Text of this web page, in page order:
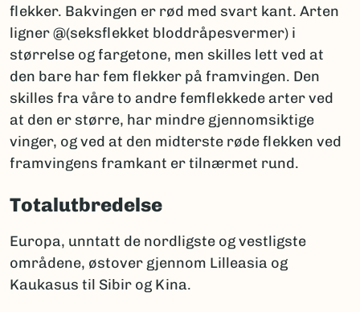
flekker. Bakvingen er rød med svart kant. Arten
ligner @(seksflekket bloddråpesvermer) i
størrelse og fargetone, men skilles lett ved at
den bare har fem flekker på framvingen. Den
skilles fra våre to andre femflekkede arter ved
at den er større, har mindre gjennomsiktige
vinger, og ved at den midterste røde flekken ved
framvingens framkant er tilnærmet rund.
Totalutbredelse
Europa, unntatt de nordligste og vestligste
områdene, østover gjennom Lilleasia og
Kaukasus til Sibir og Kina.